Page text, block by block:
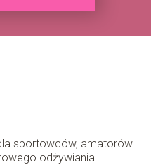
sportowców, amatorów
odżywiania.